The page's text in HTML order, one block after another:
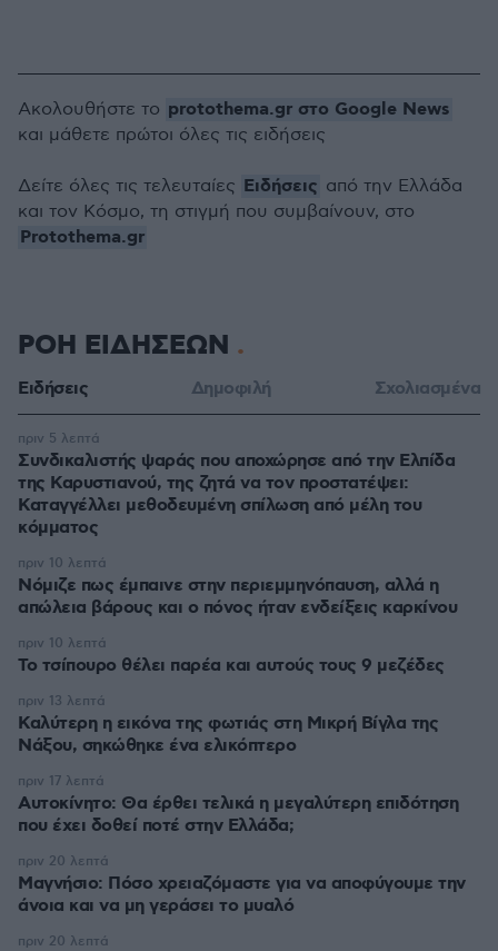
Ακολουθήστε το protothema.gr στο Google News
και μάθετε πρώτοι όλες τις ειδήσεις
Δείτε όλες τις τελευταίες Ειδήσεις από την Ελλάδα
και τον Κόσμο, τη στιγμή που συμβαίνουν, στο
Protothema.gr
ΡΟΗ ΕΙΔΗΣΕΩΝ
Ειδήσεις Δημοφιλή Σχολιασμένα
Συνδικαλιστής ψαράς που αποχώρησε από την Ελπίδα
της Καρυστιανού, της ζητά να τον προστατέψει:
Καταγγέλλει μεθοδευμένη σπίλωση από μέλη του
κόμματος
πριν 5 λεπτά
Νόμιζε πως έμπαινε στην περιεμμηνόπαυση, αλλά η
απώλεια βάρους και ο πόνος ήταν ενδείξεις καρκίνου
πριν 10 λεπτά
Το τσίπουρο θέλει παρέα και αυτούς τους 9 μεζέδες
πριν 10 λεπτά
Καλύτερη η εικόνα της φωτιάς στη Μικρή Βίγλα της
Νάξου, σηκώθηκε ένα ελικόπτερο
πριν 13 λεπτά
Αυτοκίνητο: Θα έρθει τελικά η μεγαλύτερη επιδότηση
που έχει δοθεί ποτέ στην Ελλάδα;
πριν 17 λεπτά
Μαγνήσιο: Πόσο χρειαζόμαστε για να αποφύγουμε την
άνοια και να μη γεράσει το μυαλό
πριν 20 λεπτά
πριν 20 λεπτά